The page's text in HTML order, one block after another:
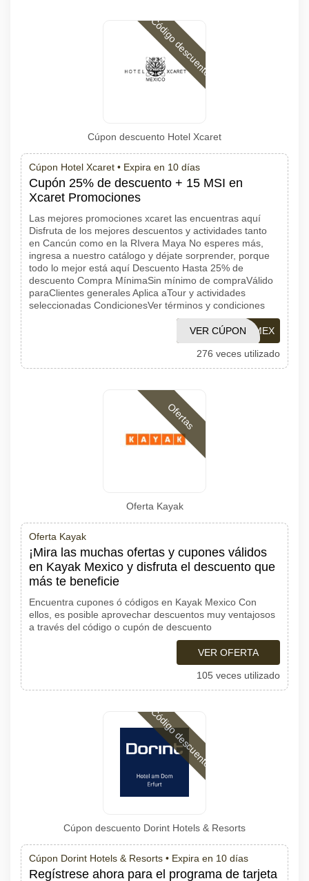
Código descuento
Cúpon descuento Hotel Xcaret
Cúpon Hotel Xcaret • Expira en 10 días
Cupón 25% de descuento + 15 MSI en
Xcaret Promociones
Las mejores promociones xcaret las encuentras aquí
Disfruta de los mejores descuentos y actividades tanto
en Cancún como en la RIvera Maya No esperes más,
ingresa a nuestro catálogo y déjate sorprender, porque
todo lo mejor está aquí Descuento Hasta 25% de
descuento Compra MínimaSin mínimo de compraVálido
paraClientes generales Aplica aTour y actividades
seleccionadas CondicionesVer términos y condiciones
PROMOMEX
VER CÚPON
276 veces utilizado
Ofertas
Oferta Kayak
Oferta Kayak
¡Mira las muchas ofertas y cupones válidos
en Kayak Mexico y disfruta el descuento que
más te beneficie
Encuentra cupones ó códigos en Kayak Mexico Con
ellos, es posible aprovechar descuentos muy ventajosos
a través del código o cupón de descuento
VER OFERTA
105 veces utilizado
Código descuento
Cúpon descuento Dorint Hotels & Resorts
Cúpon Dorint Hotels & Resorts • Expira en 10 días
Regístrese ahora para el programa de tarjeta